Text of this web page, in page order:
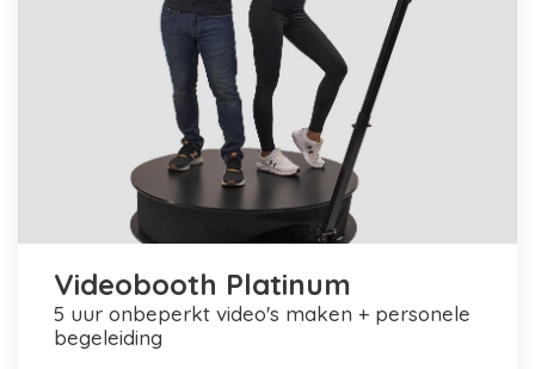
Videobooth Platinum
5 uur onbeperkt video's maken + personele
begeleiding